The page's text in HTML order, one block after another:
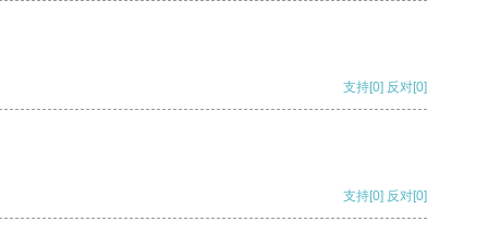
支持[0] 反对[0]
支持[0] 反对[0]